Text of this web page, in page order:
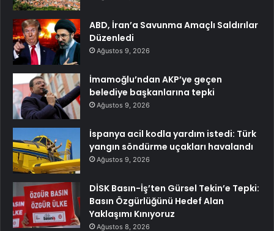
ABD, İran’a Savunma Amaçlı Saldırılar
Düzenledi
Ağustos 9, 2026
İmamoğlu’ndan AKP’ye geçen
belediye başkanlarına tepki
Ağustos 9, 2026
İspanya acil kodla yardım istedi: Türk
yangın söndürme uçakları havalandı
Ağustos 9, 2026
DİSK Basın-İş’ten Gürsel Tekin’e Tepki:
Basın Özgürlüğünü Hedef Alan
Yaklaşımı Kınıyoruz
Ağustos 8, 2026